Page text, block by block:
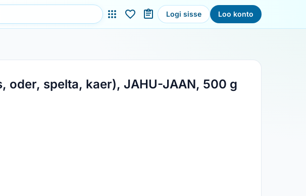
Logi sisse Loo konto
oder, spelta, kaer), JAHU-JAAN, 500 g